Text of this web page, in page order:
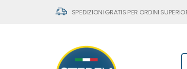
SPEDIZIONI GRATIS PER ORDINI